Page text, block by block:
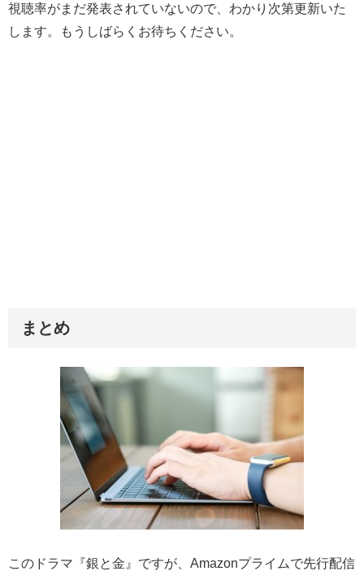
視聴率がまだ発表されていないので、わかり次第更新いた
します。もうしばらくお待ちください。
まとめ
このドラマ『銀と金』ですが、Amazonプライムで先行配信